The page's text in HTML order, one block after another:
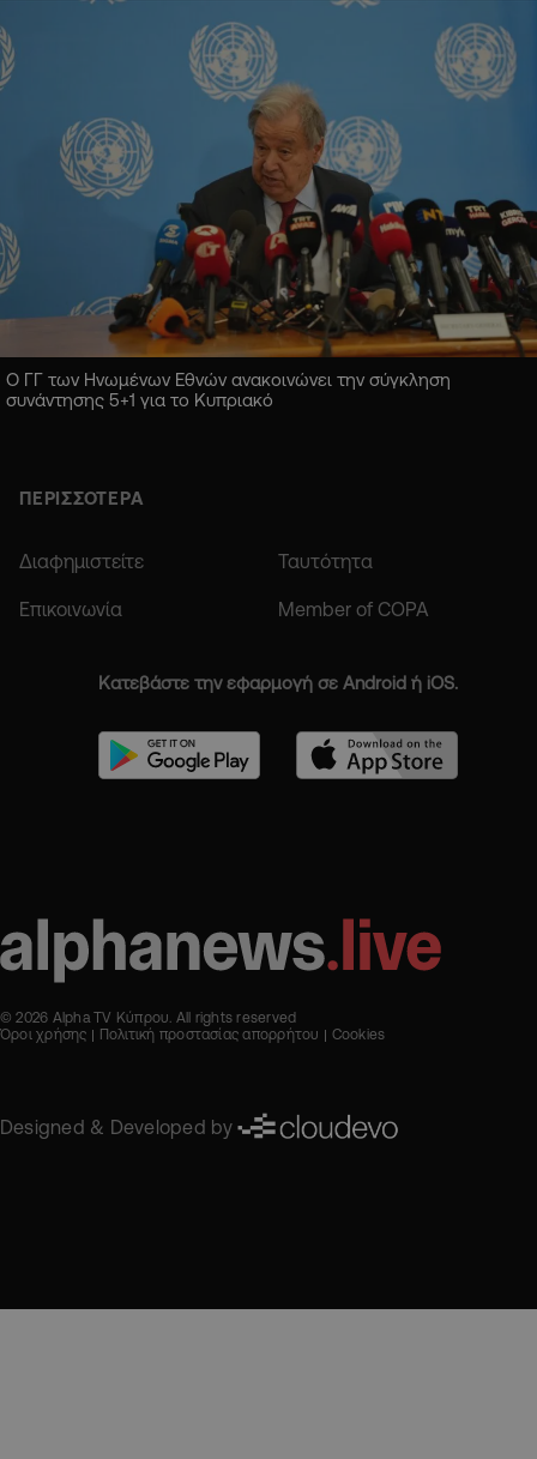
Ο ΓΓ των Ηνωμένων Εθνών ανακοινώνει την σύγκληση
συνάντησης 5+1 για το Κυπριακό
ΠΕΡΙΣΣΟΤΕΡΑ
Διαφημιστείτε Ταυτότητα
Επικοινωνία Member of COPA
Κατεβάστε την εφαρμογή σε Android ή iOS.
© 2026 Alpha TV Κύπρου. All rights reserved
Όροι χρήσης
Πολιτική προστασίας απορρήτου Cookies
Designed & Developed by